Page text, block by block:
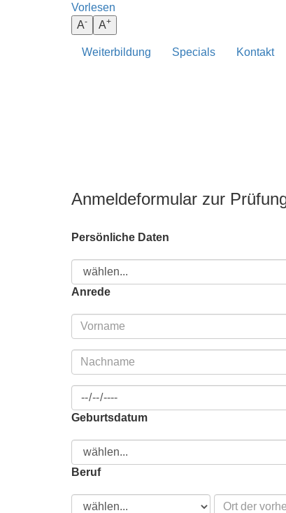
Vorlesen
A- A+
ANATOMIE
Weiterbildung Specials Kontakt
Anmeldeformular zur
Persönliche Daten
Anrede
Geburtsdatum
Beruf